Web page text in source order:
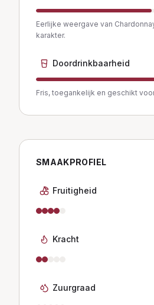
Eerlijke weergave van
karakter.
Doordrinkbaarheid
Fris, toegankelijk en geschikt
SMAAKPROFIEL
Fruitigheid
Kracht
Zuurgraad